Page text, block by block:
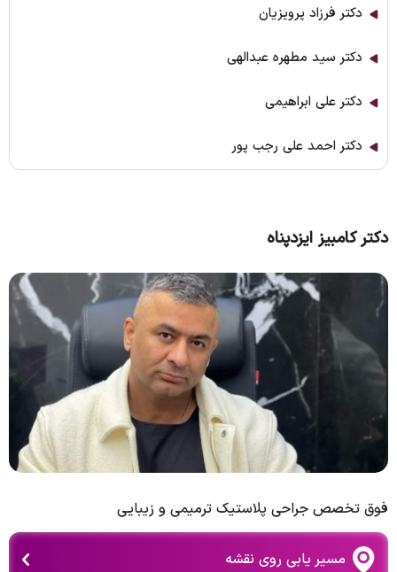
دکتر فرزاد پرویزیان
دکتر سید مطهره عبدالهی
دکتر علی ابراهیمی
دکتر احمد علی رجب پور
دکتر کامبیز ایزدپناه
فوق تخصص جراحی پلاستیک ترمیمی و زیبایی
مسیر یابی روی نقشه